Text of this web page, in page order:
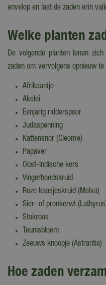
envelop en laat de zaden erin
Welke planten
De volgende planten lenen
zaden om vervolgens opnieuw te
Afrikaantje
Akelei
Eenjarig ridderspoor
Judaspenning
Kattensnor (Cleome)
Papaver
Oost-Indische kers
Vingerhoedskruid
Roze kaasjeskruid (Malva)
Sier- of pronkerwt
Stokroos
Teunisbloem
Zeeuws knoopje (Astrantia)
Hoe zaden